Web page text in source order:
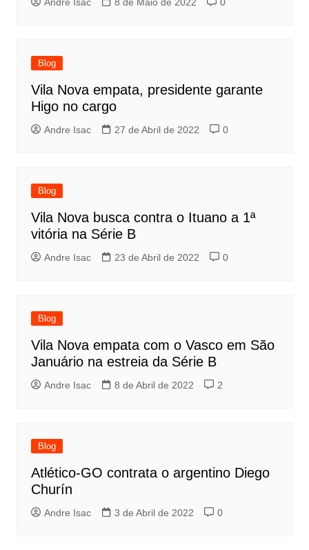
Blog
Vila Nova empata, presidente garante
Higo no cargo
Andre Isac 27 de Abril de 2022 0
Blog
Vila Nova busca contra o Ituano a 1ª
vitória na Série B
Andre Isac 23 de Abril de 2022 0
Blog
Vila Nova empata com o Vasco em São
Januário na estreia da Série B
Andre Isac 8 de Abril de 2022 2
Blog
Atlético-GO contrata o argentino Diego
Churín
Andre Isac 3 de Abril de 2022 0